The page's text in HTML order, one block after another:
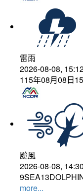
雷雨
2026-08-08,
115年08月08日
颱風
2026-08-08,
more...